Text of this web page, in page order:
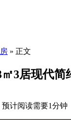
» 正文
3居现代简
预计阅读需要1分钟